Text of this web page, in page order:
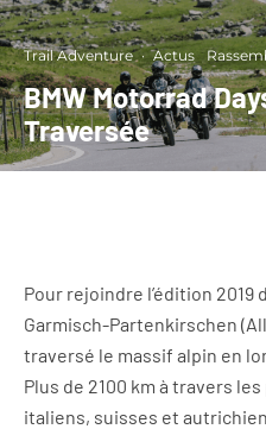
Trail Adventure · Actus
BMW Motorrad
Traversée
Pour rejoindre l’édition 2019
Garmisch-Partenkirschen
traversé le massif alpin en
Plus de 2100 km à travers
italiens, suisses et